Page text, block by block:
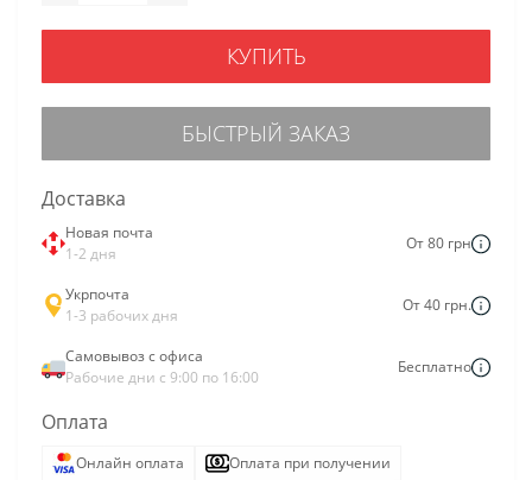
КУПИТЬ
БЫСТРЫЙ ЗАКАЗ
Доставка
Новая почта
1-2 дня
От 80 грн
Укрпочта
1-3 рабочих дня
От 40 грн.
Самовывоз с офиса
Рабочие дни с 9:00 по 16:00
Бесплатно
Оплата
Онлайн оплата
Оплата при получении